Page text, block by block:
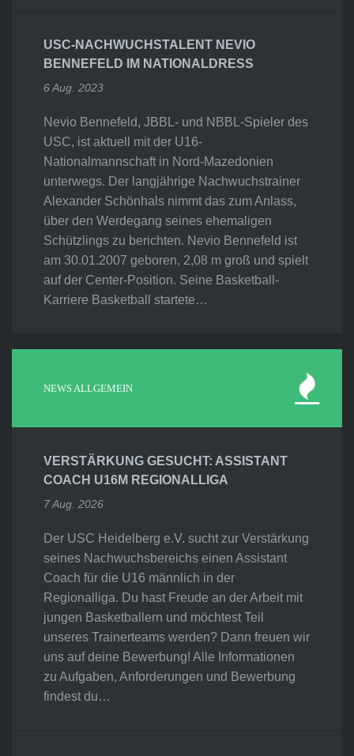
USC-NACHWUCHSTALENT NEVIO
BENNEFELD IM NATIONALDRESS
6 Aug. 2023
Nevio Bennefeld, JBBL- und NBBL-Spieler des
USC, ist aktuell mit der U16-
Nationalmannschaft in Nord-Mazedonien
unterwegs. Der langjährige Nachwuchstrainer
Alexander Schönhals nimmt das zum Anlass,
über den Werdegang seines ehemaligen
Schützlings zu berichten. Nevio Bennefeld ist
am 30.01.2007 geboren, 2,08 m groß und spielt
auf der Center-Position. Seine Basketball-
Karriere Basketball startete…
NEWS ALLGEMEIN
VERSTÄRKUNG GESUCHT: ASSISTANT
COACH U16M REGIONALLIGA
7 Aug. 2026
Der USC Heidelberg e.V. sucht zur Verstärkung
seines Nachwuchsbereichs einen Assistant
Coach für die U16 männlich in der
Regionalliga. Du hast Freude an der Arbeit mit
jungen Basketballern und möchtest Teil
unseres Trainerteams werden? Dann freuen wir
uns auf deine Bewerbung! Alle Informationen
zu Aufgaben, Anforderungen und Bewerbung
findest du…